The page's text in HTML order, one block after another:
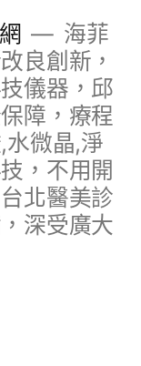
海菲
良創新，
儀器，邱
障，療程
水微晶,淨
，不用開
北醫美診
深受廣大